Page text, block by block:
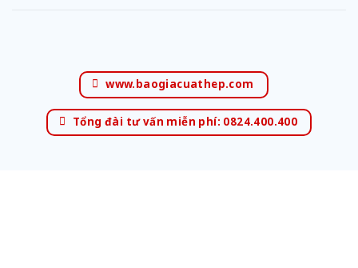
www.baogiacuathep.com
Tổng đài tư vấn miễn phí: 0824.400.400